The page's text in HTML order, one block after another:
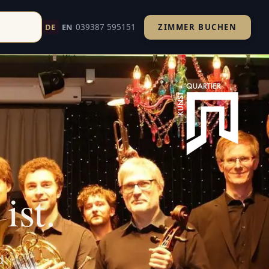
DE EN 039387 595151 ZIMMER BUCHEN
um Havelberg. Ihr Kultururlaub an Elbe und Havel.